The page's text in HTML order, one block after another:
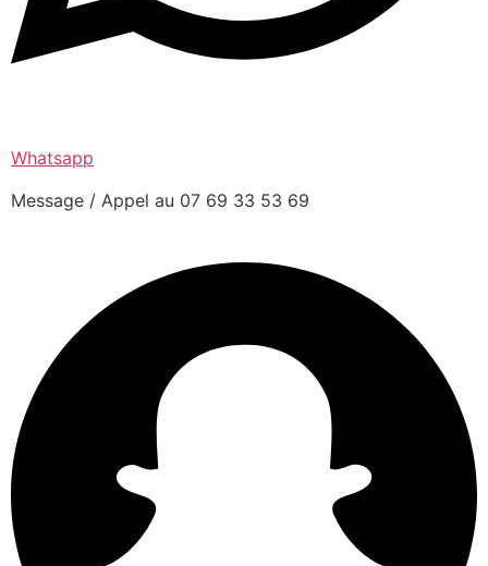
Whatsapp
Message / Appel au 07 69 33 53 69